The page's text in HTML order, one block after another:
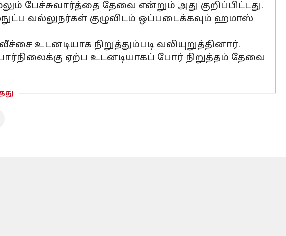
பேச்சுவார்த்தை தேவை என்றும் அது குறிப்பிட்டது.
வல்லுநர்கள் குழுவிடம் ஒப்படைக்கவும் ஹமாஸ்
உடனடியாக நிறுத்தும்படி வலியுறுத்தினார்.
ஏற்ப உடனடியாகப் போர் நிறுத்தம் தேவை